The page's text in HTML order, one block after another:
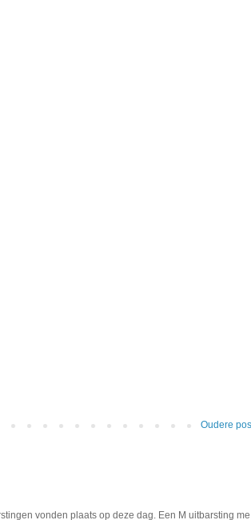
Oudere
vonden plaats op deze dag. Een M uitbarsting